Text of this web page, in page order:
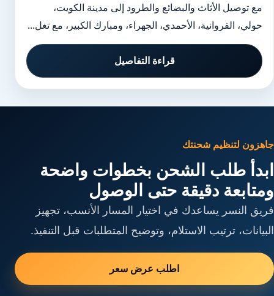
مع توصيل الأثاث والبضائع والطرود إلى مدينة الكويت،
حولي، الفروانية، الأحمدي، الجهراء، ومبارك الكبير، مع تغل...
قراءة التفاصيل
جاهزون لتنظيم شحنتك
ابدأ طلب الشحن بخطوات واضحة
ومتابعة دقيقة حتى الوصول
فريق النسر يساعدك في اختيار المسار الأنسب، تجهيز
البيانات، ترتيب الاستلام، وتوضيح المتطلبات قبل التنفيذ.
اطلب عرض سعر